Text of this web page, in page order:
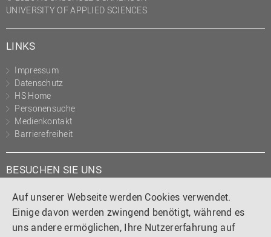
Auf unserer Webseite werden Cookies verwendet.
Einige davon werden zwingend benötigt, während es
uns andere ermöglichen, Ihre Nutzererfahrung auf
Recht
Studium und Lehre
Transfer- und
Innovationsmanagement
UNIVERSITY OF APPLIED SCIENCES
LINKS
Impressum
Datenschutz
HS Home
Personensuche
Medienkontakt
Barrierefreiheit
BESUCHEN SIE UNS
Instagram
TiktokLinkedIn
YouTube
Facebook